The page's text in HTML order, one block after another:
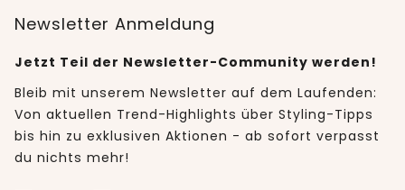
Newsletter Anmeldung
Jetzt Teil der Newsletter-Community werden!
Bleib mit unserem Newsletter auf dem Laufenden:
Von aktuellen Trend-Highlights über Styling-Tipps
bis hin zu exklusiven Aktionen - ab sofort verpasst
du nichts mehr!